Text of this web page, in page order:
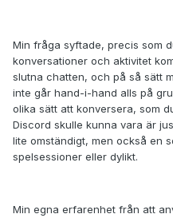
Min fråga syftade, precis som
konversationer och aktivitet
slutna chatten, och på så sätt
inte går hand-i-hand alls på
olika sätt att konversera, som
Discord skulle kunna vara är
lite omständigt, men också en
spelsessioner eller dylikt.
Min egna erfarenhet från att